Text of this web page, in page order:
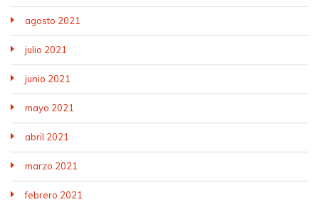
agosto 2021
julio 2021
junio 2021
mayo 2021
abril 2021
marzo 2021
febrero 2021